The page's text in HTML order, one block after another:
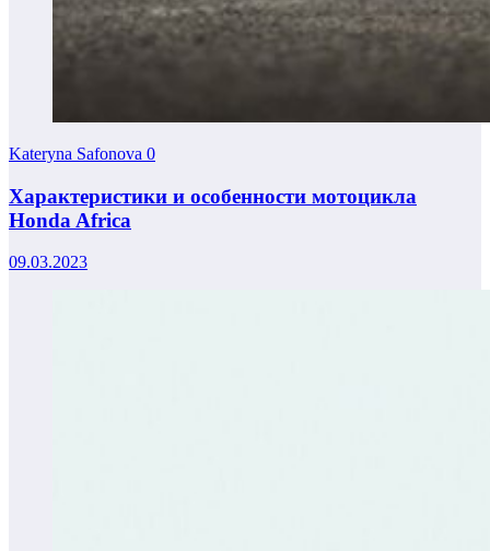
Kateryna Safonova 0
Характеристики и особенности мотоцикла
Honda Africa
09.03.2023